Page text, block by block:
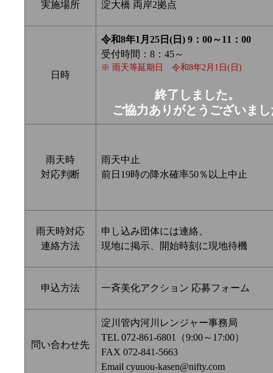
実施場所 淀大橋 両岸2拠点
日時
令和8年1月25日(日) 9：00～11：00
受付時間：8：45～
※ 雨天等延期日 令和8年2月1日(日)
終了しました。
ご協力ありがとうございま
雨天時
対応判断
雨天中止
前日19時の降水確率50％以上中止
雨天時対応
連絡方法
申し込み団体には連絡、
現地に掲示、開始時刻に現地待機
申込方法 一斉美化アクション 応募フォーム
問い合わせ先
淀川管内河川レンジャー事務局
TEL 072-861-6801（9:00～17:00）
FAX 072-841-5663
Email cyuuou-kasen@nifty.com